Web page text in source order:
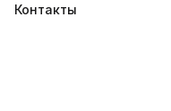
Контакты